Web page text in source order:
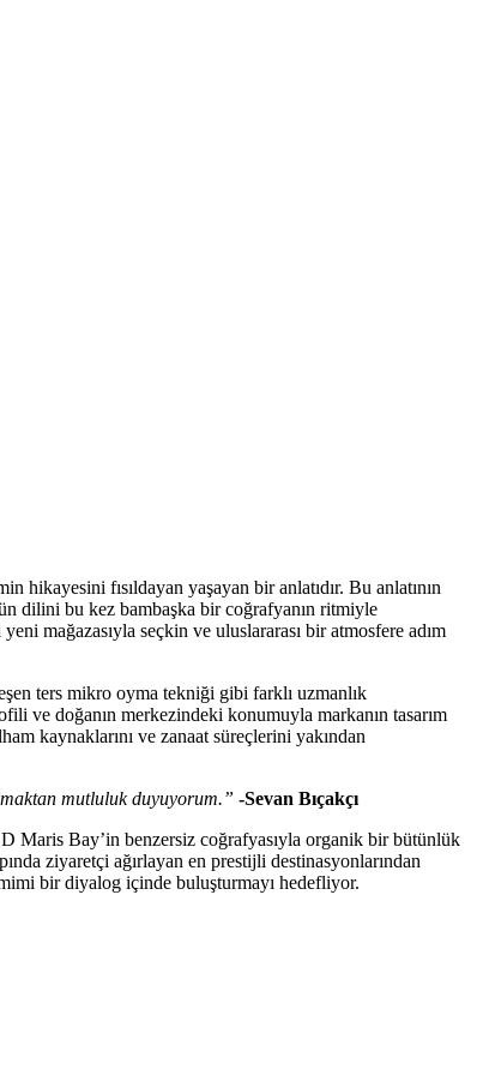
hikayesini fısıldayan yaşayan bir anlatıdır. Bu anlatının
dilini bu kez bambaşka bir coğrafyanın ritmiyle
mağazasıyla seçkin ve uluslararası bir atmosfere adım
ters mikro oyma tekniği gibi farklı uzmanlık
ve doğanın merkezindeki konumuyla markanın tasarım
kaynaklarını ve zanaat süreçlerini yakından
mutluluk duyuyorum.” -Sevan Bıçakçı
D Maris Bay’in benzersiz coğrafyasıyla organik bir bütünlük
ziyaretçi ağırlayan en prestijli destinasyonlarından
bir diyalog içinde buluşturmayı hedefliyor.